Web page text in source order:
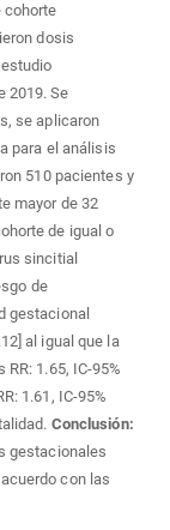
cohorte
dosis
2019. Se
se aplicaron
para el análisis
510 pacientes y
mayor de 32
de igual o
sincitial
de
gestacional
al igual que la
1.65, IC-95%
1.61, IC-95%
Conclusión:
gestacionales
con las